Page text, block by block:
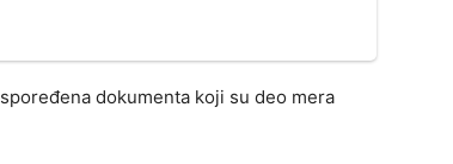
dokumenta koji su deo mera